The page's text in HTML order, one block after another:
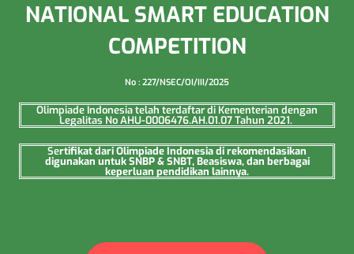
NATIONAL SMART EDUCATION
COMPETITION
No : 227/NSEC/OI/III/2025
Olimpiade Indonesia telah terdaftar di Kementerian dengan
Legalitas No AHU-0006476.AH.01.07 Tahun 2021.
Sertifikat dari Olimpiade Indonesia di rekomendasikan
digunakan untuk SNBP & SNBT, Beasiswa, dan berbagai
keperluan pendidikan lainnya.